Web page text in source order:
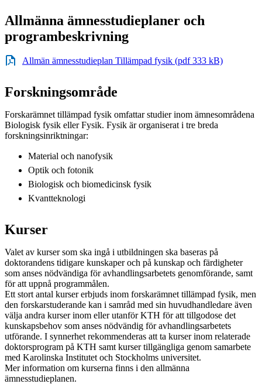
Allmänna ämnesstudieplaner och
programbeskrivning
Allmän ämnesstudieplan Tillämpad fysik (pdf 333 kB)
Forskningsområde
Forskarämnet tillämpad fysik omfattar studier inom ämnesområdena
Biologisk fysik eller Fysik. Fysik är organiserat i tre breda
forskningsinriktningar:
Material och nanofysik
Optik och fotonik
Biologisk och biomedicinsk fysik
Kvantteknologi
Kurser
Valet av kurser som ska ingå i utbildningen ska baseras på
doktorandens tidigare kunskaper och på kunskap och färdigheter
som anses nödvändiga för avhandlingsarbetets genomförande, samt
för att uppnå programmålen.
Ett stort antal kurser erbjuds inom forskarämnet tillämpad fysik, men
den forskarstuderande kan i samråd med sin huvudhandledare även
välja andra kurser inom eller utanför KTH för att tillgodose det
kunskapsbehov som anses nödvändig för avhandlingsarbetets
utförande. I synnerhet rekommenderas att ta kurser inom relaterade
doktorsprogram på KTH samt kurser tillgängliga genom samarbete
med Karolinska Institutet och Stockholms universitet.
Mer information om kurserna finns i den allmänna
ämnesstudieplanen.